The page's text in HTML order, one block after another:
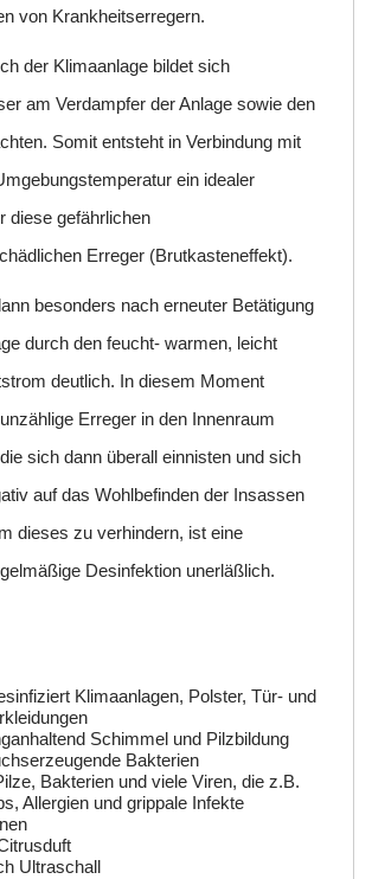
von Krankheitserregern.
der Klimaanlage bildet sich
am Verdampfer der Anlage sowie den
Somit entsteht in Verbindung mit
ein idealer
diese gefährlichen
Erreger (Brutkasteneffekt).
besonders nach erneuter Betätigung
durch den feucht- warmen, leicht
deutlich. In diesem Moment
Erreger in den Innenraum
sich dann überall einnisten und sich
auf das Wohlbefinden der Insassen
dieses zu verhindern, ist eine
Desinfektion unerläßlich.
Klimaanlagen, Polster, Tür- und
Schimmel und Pilzbildung
Bakterien
Bakterien und viele Viren, die z.B.
Allergien und grippale Infekte
Ultraschall